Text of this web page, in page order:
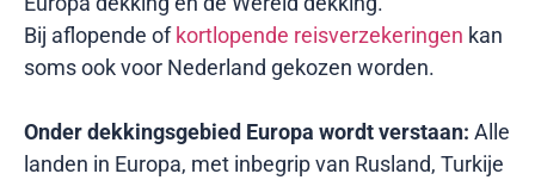
Bij aflopende of kortlopende reisverzekeringen kan
soms ook voor Nederland gekozen worden.
Onder dekkingsgebied Europa wordt verstaan: Alle
landen in Europa, met inbegrip van Rusland, Turkije